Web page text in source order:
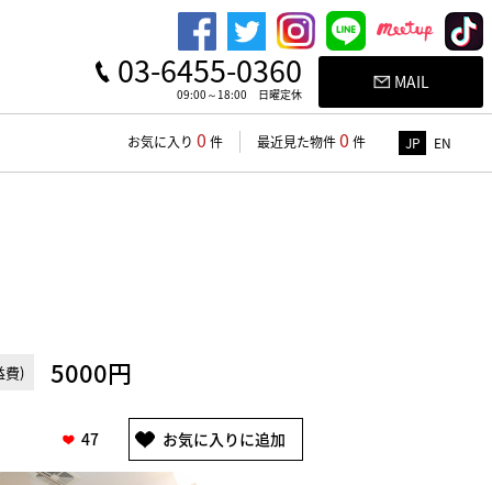
03-6455-0360
09:00～18:00 日曜定休
MAIL
お気に入り 0 件 最近見た物件0 件 JP EN
費) 5000円
47